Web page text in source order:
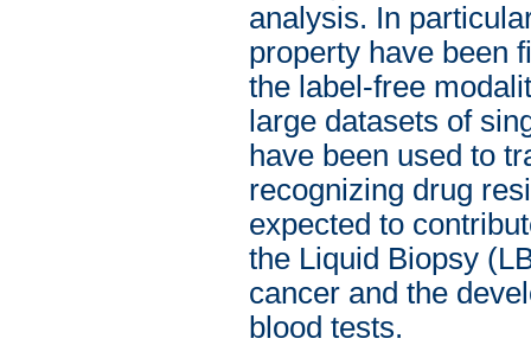
analysis. In
property have been
the label-free
large datasets of
have been used to
recognizing drug
expected to
the Liquid Biopsy
cancer and the
blood tests.